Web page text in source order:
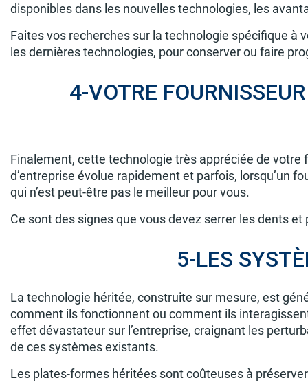
disponibles dans les nouvelles technologies, les
Faites vos recherches sur la technologie spécifique à
les dernières technologies, pour conserver ou faire
4-VOTRE
Finalement, cette technologie très appréciée de votre
d’entreprise évolue rapidement et parfois, lorsqu’un
qui n’est peut-être pas le meilleur pour vous.
Ce sont des signes que vous devez serrer les dents
5-LES
La technologie héritée, construite sur mesure, est
comment ils fonctionnent ou comment ils
effet dévastateur sur l’entreprise, craignant les
de ces systèmes existants.
Les plates-formes héritées sont coûteuses à